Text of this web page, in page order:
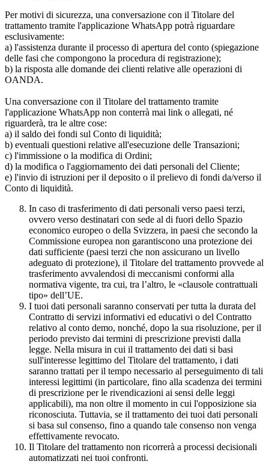
Per motivi di sicurezza, una conversazione con il Titolare del
trattamento tramite l'applicazione WhatsApp potrà riguardare
esclusivamente:
a) l'assistenza durante il processo di apertura del conto (spiegazione
delle fasi che compongono la procedura di registrazione);
b) la risposta alle domande dei clienti relative alle operazioni di
OANDA.
Una conversazione con il Titolare del trattamento tramite
l'applicazione WhatsApp non conterrà mai link o allegati, né
riguarderà, tra le altre cose:
a) il saldo dei fondi sul Conto di liquidità;
b) eventuali questioni relative all'esecuzione delle Transazioni;
c) l'immissione o la modifica di Ordini;
d) la modifica o l'aggiornamento dei dati personali del Cliente;
e) l'invio di istruzioni per il deposito o il prelievo di fondi da/verso il
Conto di liquidità.
In caso di trasferimento di dati personali verso paesi terzi,
ovvero verso destinatari con sede al di fuori dello Spazio
economico europeo o della Svizzera, in paesi che secondo la
Commissione europea non garantiscono una protezione dei
dati sufficiente (paesi terzi che non assicurano un livello
adeguato di protezione), il Titolare del trattamento provvede al
trasferimento avvalendosi di meccanismi conformi alla
normativa vigente, tra cui, tra l’altro, le «clausole contrattuali
tipo» dell’UE.
I tuoi dati personali saranno conservati per tutta la durata del
Contratto di servizi informativi ed educativi o del Contratto
relativo al conto demo, nonché, dopo la sua risoluzione, per il
periodo previsto dai termini di prescrizione previsti dalla
legge. Nella misura in cui il trattamento dei dati si basi
sull'interesse legittimo del Titolare del trattamento, i dati
saranno trattati per il tempo necessario al perseguimento di tali
interessi legittimi (in particolare, fino alla scadenza dei termini
di prescrizione per le rivendicazioni ai sensi delle leggi
applicabili), ma non oltre il momento in cui l'opposizione sia
riconosciuta. Tuttavia, se il trattamento dei tuoi dati personali
si basa sul consenso, fino a quando tale consenso non venga
effettivamente revocato.
Il Titolare del trattamento non ricorrerà a processi decisionali
automatizzati nei tuoi confronti.